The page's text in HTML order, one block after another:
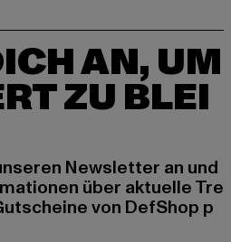
AN, UM
ZU BLEI
Newsletter an und
über aktuelle Tre
von DefShop p